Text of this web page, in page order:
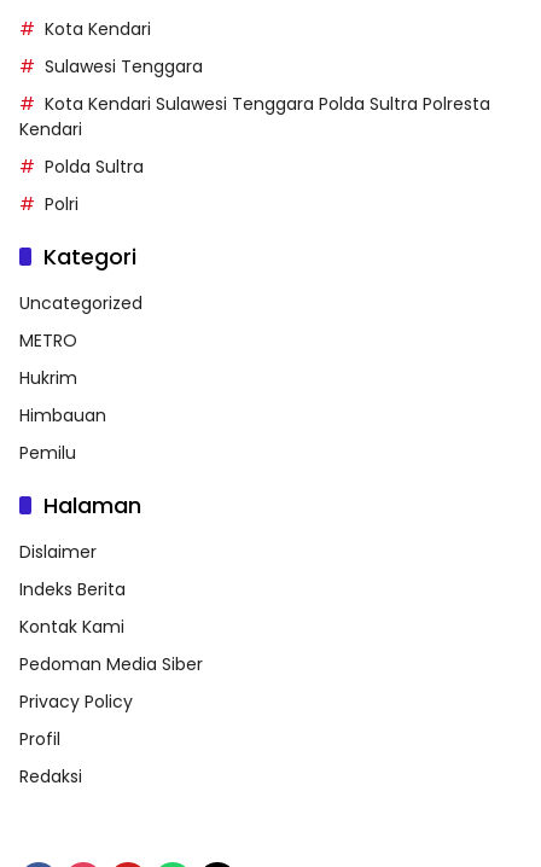
Kota Kendari
Sulawesi Tenggara
Kota Kendari Sulawesi Tenggara Polda Sultra Polresta
Kendari
Polda Sultra
Polri
Kategori
Uncategorized
METRO
Hukrim
Himbauan
Pemilu
Halaman
Dislaimer
Indeks Berita
Kontak Kami
Pedoman Media Siber
Privacy Policy
Profil
Redaksi